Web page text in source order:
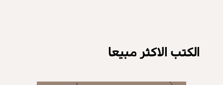
الكتب الاكثر مبيعا